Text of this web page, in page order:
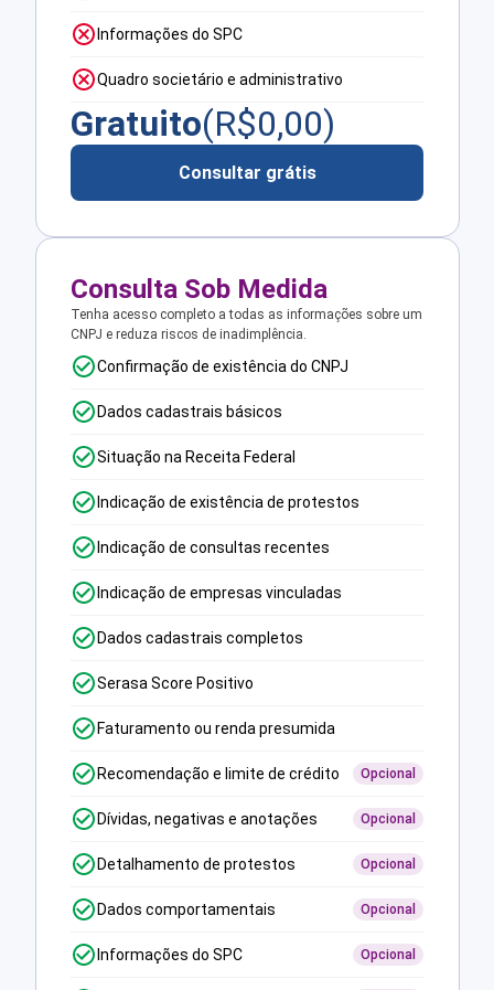
Informações do SPC
Quadro societário e administrativo
Gratuito(R$0,00)
Consultar grátis
Consulta Sob Medida
Tenha acesso completo a todas as informações sobre um
CNPJ e reduza riscos de inadimplência.
Confirmação de existência do CNPJ
Dados cadastrais básicos
Situação na Receita Federal
Indicação de existência de protestos
Indicação de consultas recentes
Indicação de empresas vinculadas
Dados cadastrais completos
Serasa Score Positivo
Faturamento ou renda presumida
Recomendação e limite de crédito Opcional
Dívidas, negativas e anotações Opcional
Detalhamento de protestos Opcional
Dados comportamentais Opcional
Informações do SPC Opcional